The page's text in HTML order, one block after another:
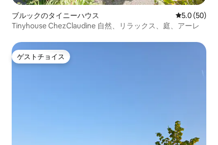
ブルックのタイニーハウス レビュー50
5.0 (50)
Tinyhouse ChezClaudine 自然、リラックス、庭、アーレ
ゲストチョイス
ゲストチョイス